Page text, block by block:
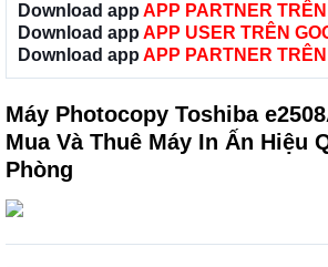
Download app APP PARTNER
Download app APP USER TRÊN
Download app APP PARTNER
Máy Photocopy Toshiba
Mua Và Thuê Máy In Ấn Hiệu
Phòng